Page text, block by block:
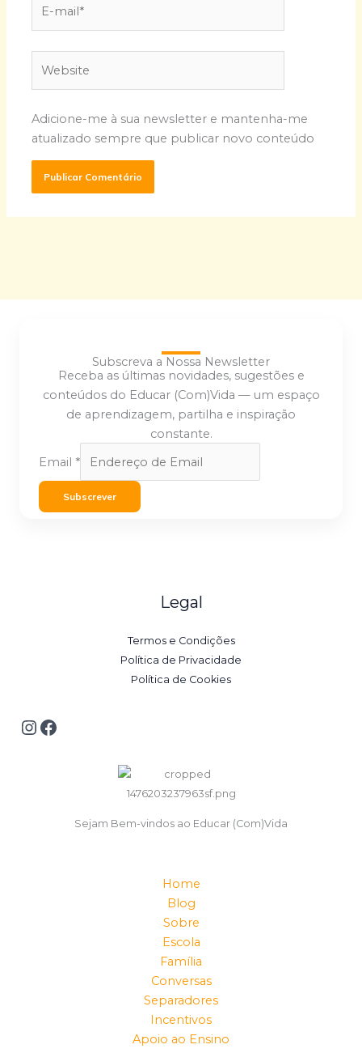
mail*
Adicione-me à sua newsletter e mantenha-me
atualizado sempre que publicar novo conteúdo
Subscreva a Nossa Newsletter
Receba as últimas novidades, sugestões e
conteúdos do Educar (Com)Vida — um espaço
de aprendizagem, partilha e inspiração
constante.
Email *
Subscrever
Legal
Termos e Condições
Política de Privacidade
Política de Cookies
Sejam Bem-vindos ao Educar (Com)Vida
Home
Blog
Sobre
Escola
Família
Conversas
Separadores
Incentivos
Apoio ao Ensino